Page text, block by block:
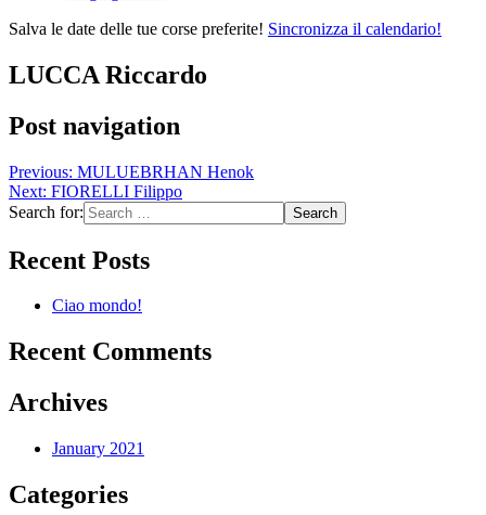
Salva le date delle tue corse preferite! Sincronizza il calendario!
LUCCA Riccardo
Post navigation
Previous: MULUEBRHAN Henok
Next: FIORELLI Filippo
Search for:
Recent Posts
Ciao mondo!
Recent Comments
Archives
January 2021
Categories